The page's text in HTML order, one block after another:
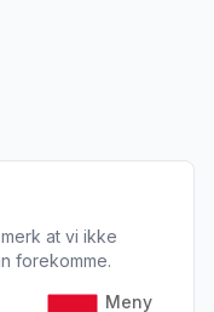
at vi ikke
forekomme.